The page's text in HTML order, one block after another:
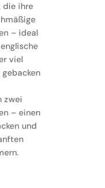
die ihre
– ideal
viel
zwei
– einen
und